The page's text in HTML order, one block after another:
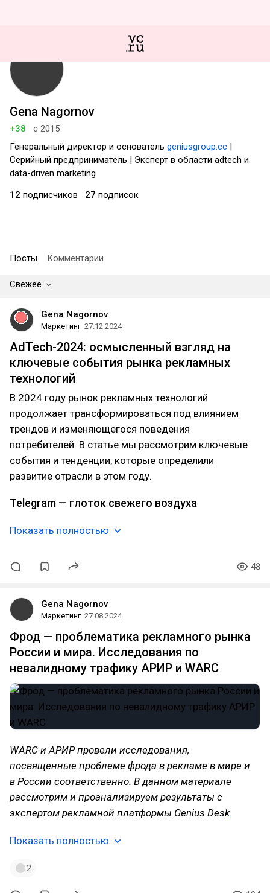
Gena Nagornov
+38
с 2015
Генеральный директор и основатель geniusgroup.cc |
Серийный предприниматель | Эксперт в области adtech и
data-driven marketing
12 подписчиков 27 подписок
Посты Комментарии
Свежее
Gena Nagornov
Маркетинг 27.12.2024
AdTech-2024: осмысленный взгляд на
ключевые события рынка рекламных
технологий
В 2024 году рынок рекламных технологий
продолжает трансформироваться под влиянием
трендов и изменяющегося поведения
потребителей. В статье мы рассмотрим ключевые
события и тенденции, которые определили
развитие отрасли в этом году.
Telegram — глоток свежего воздуха
Показать полностью
48
Gena Nagornov
Маркетинг 27.08.2024
Фрод — проблематика рекламного рынка
России и мира. Исследования по
невалидному трафику АРИР и WARC
WARC и АРИР провели исследования,
посвященные проблеме фрода в рекламе в мире и
в России соответственно. В данном материале
рассмотрим и проанализируем результаты с
экспертом рекламной платформы Genius Desk.
Показать полностью
2